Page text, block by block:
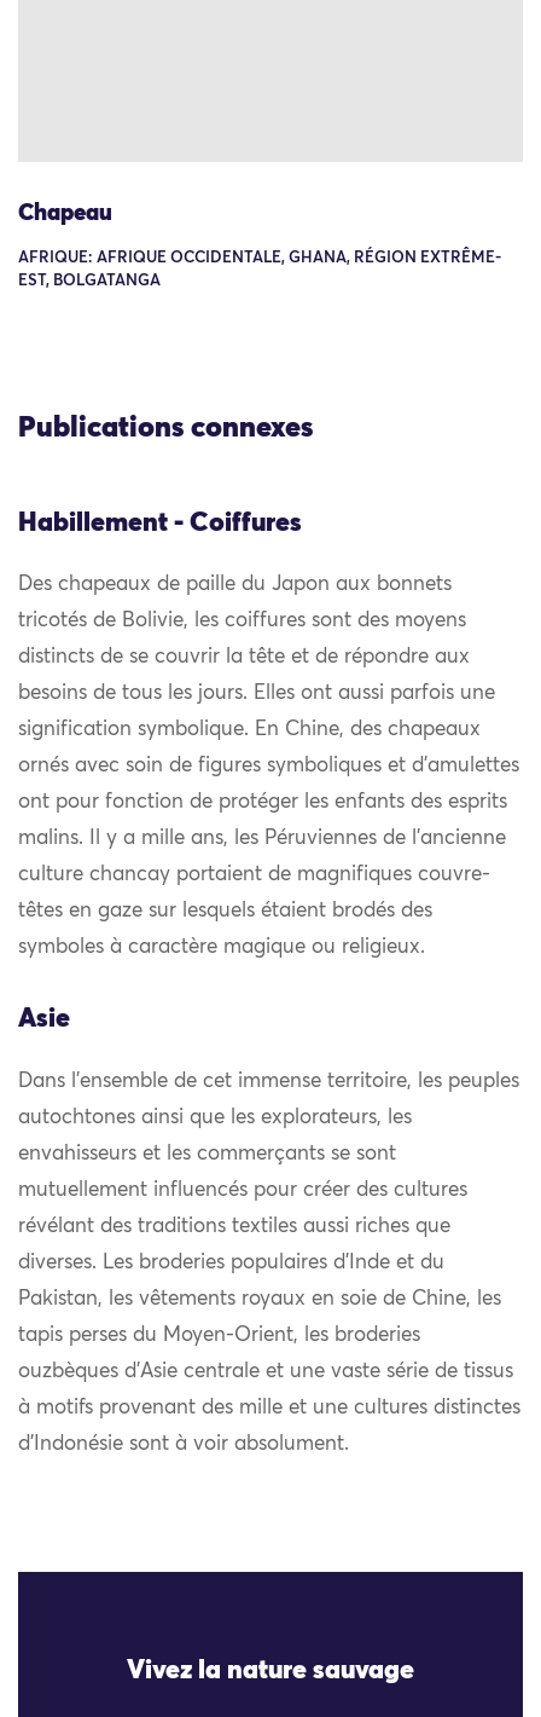
Chapeau
AFRIQUE: AFRIQUE OCCIDENTALE, GHANA, RÉGION EXTRÊME-
EST, BOLGATANGA
Publications connexes
Habillement - Coiffures
Des chapeaux de paille du Japon aux bonnets
tricotés de Bolivie, les coiffures sont des moyens
distincts de se couvrir la tête et de répondre aux
besoins de tous les jours. Elles ont aussi parfois une
signification symbolique. En Chine, des chapeaux
ornés avec soin de figures symboliques et d’amulettes
ont pour fonction de protéger les enfants des esprits
malins. Il y a mille ans, les Péruviennes de l’ancienne
culture chancay portaient de magnifiques couvre-
têtes en gaze sur lesquels étaient brodés des
symboles à caractère magique ou religieux.
Asie
Dans l’ensemble de cet immense territoire, les peuples
autochtones ainsi que les explorateurs, les
envahisseurs et les commerçants se sont
mutuellement influencés pour créer des cultures
révélant des traditions textiles aussi riches que
diverses. Les broderies populaires d’Inde et du
Pakistan, les vêtements royaux en soie de Chine, les
tapis perses du Moyen-Orient, les broderies
ouzbèques d’Asie centrale et une vaste série de tissus
à motifs provenant des mille et une cultures distinctes
d’Indonésie sont à voir absolument.
Vivez la nature sauvage